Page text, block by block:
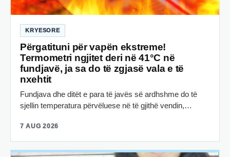
KRYESORE
Përgatituni për vapën ekstreme!
Termometri ngjitet deri në 41°C në
fundjavë, ja sa do të zgjasë vala e të
nxehtit
Fundjava dhe ditët e para të javës së ardhshme do të
sjellin temperatura përvëluese në të gjithë vendin,…
7 AUG 2026